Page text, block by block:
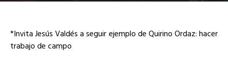
*Invita Jesús Valdés a seguir ejemplo de Quirino Ordaz: hacer
trabajo de campo